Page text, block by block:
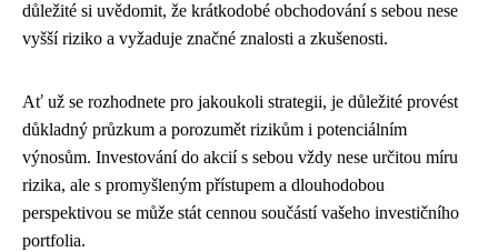
důležité si uvědomit, že krátkodobé obchodování s sebou nese
vyšší riziko a vyžaduje značné znalosti a zkušenosti.
Ať už se rozhodnete pro jakoukoli strategii, je důležité provést
důkladný průzkum a porozumět rizikům i potenciálním
výnosům. Investování do akcií s sebou vždy nese určitou míru
rizika, ale s promyšleným přístupem a dlouhodobou
perspektivou se může stát cennou součástí vašeho investičního
portfolia.